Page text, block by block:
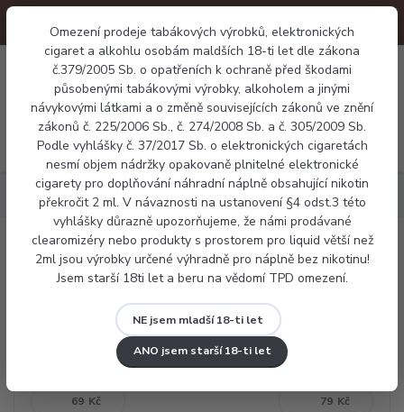
Omezení prodeje tabákových výrobků, elektronických
cigaret a alkohlu osobám maldších 18-ti let dle zákona
č.379/2005 Sb. o opatřeních k ochraně před škodami
působenými tabákovými výrobky, alkoholem a jinými
návykovými látkami a o změně souvisejících zákonů ve znění
zákonů č. 225/2006 Sb., č. 274/2008 Sb. a č. 305/2009 Sb.
Podle vyhlášky č. 37/2017 Sb. o elektronických cigaretách
nesmí objem nádržky opakovaně plnitelné elektronické
cigarety pro doplňování náhradní náplně obsahující nikotin
překročit 2 ml. V návaznosti na ustanovení §4 odst.3 této
vyhlášky důrazně upozorňujeme, že námi prodávané
clearomizéry nebo produkty s prostorem pro liquid větší než
2ml jsou výrobky určené výhradně pro náplně bez nikotinu!
Jsem starší 18ti let a beru na vědomí TPD omezení.
NE jsem mladší 18-ti let
ANO jsem starší 18-ti let
Menu
0 Kč
Příslušenství Vaty
Vaty
Kč Kč